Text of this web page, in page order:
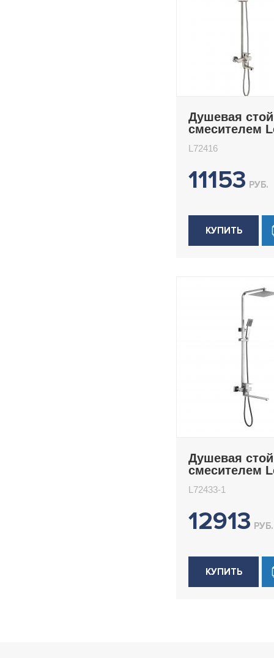
Душевая
смесителем
L72416
11153 РУБ.
КУПИТЬ
Душевая
смесителем
L72433-1
12913 РУБ.
КУПИТЬ